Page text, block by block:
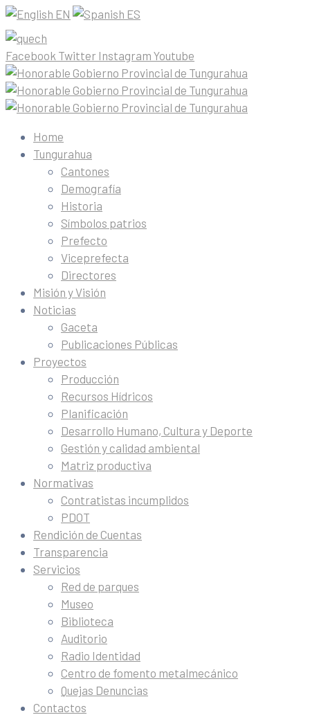
EN ES
Facebook Twitter Instagram Youtube
Home
Tungurahua
Cantones
Demografía
Historia
Símbolos patrios
Prefecto
Viceprefecta
Directores
Misión y Visión
Noticias
Gaceta
Publicaciones Públicas
Proyectos
Producción
Recursos Hídricos
Planificación
Desarrollo Humano, Cultura y Deporte
Gestión y calidad ambiental
Matriz productiva
Normativas
Contratistas incumplidos
PDOT
Rendición de Cuentas
Transparencia
Servicios
Red de parques
Museo
Biblioteca
Auditorio
Radio Identidad
Centro de fomento metalmecánico
Quejas Denuncias
Contactos